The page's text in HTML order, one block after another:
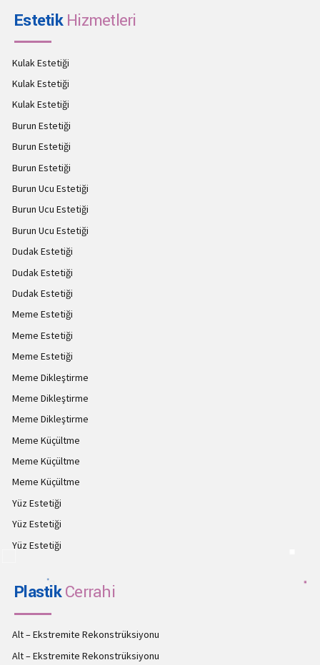
Estetik Hizmetleri
Kulak Estetiği
Kulak Estetiği
Kulak Estetiği
Burun Estetiği
Burun Estetiği
Burun Estetiği
Burun Ucu Estetiği
Burun Ucu Estetiği
Burun Ucu Estetiği
Dudak Estetiği
Dudak Estetiği
Dudak Estetiği
Meme Estetiği
Meme Estetiği
Meme Estetiği
Meme Dikleştirme
Meme Dikleştirme
Meme Dikleştirme
Meme Küçültme
Meme Küçültme
Meme Küçültme
Yüz Estetiği
Yüz Estetiği
Yüz Estetiği
PlastikCerrahi
Alt – Ekstremite Rekonstrüksiyonu
Alt – Ekstremite Rekonstrüksiyonu